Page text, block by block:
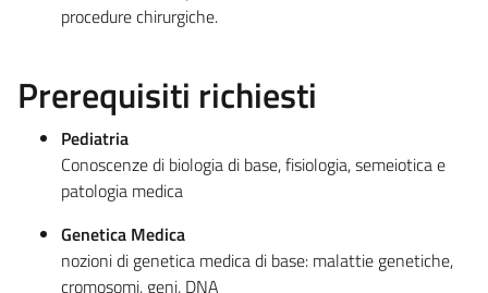
procedure chirurgiche.
Prerequisiti richiesti
Pediatria
Conoscenze di biologia di base, fisiologia, semeiotica e
patologia medica
Genetica Medica
nozioni di genetica medica di base: malattie genetiche,
cromosomi, geni, DNA